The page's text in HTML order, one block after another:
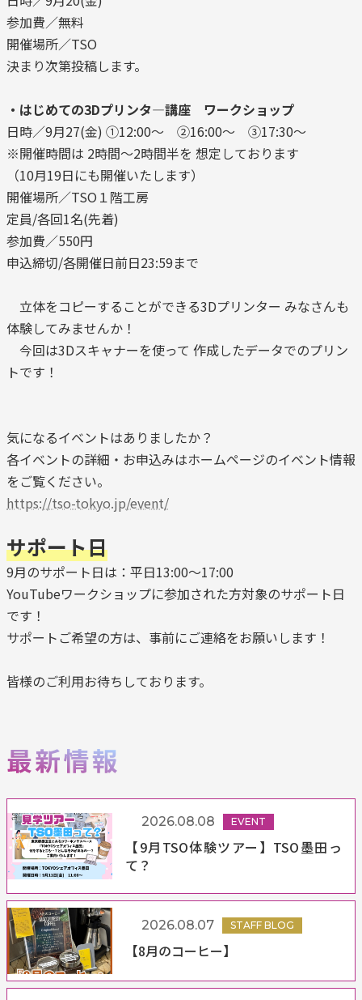
参加費／無料
開催場所／TSO
決まり次第投稿します。
・はじめての3Dプリンタ―講座 ワークショップ
日時／9月27(金) ①12:00～ ②16:00～ ③17:30～
※開催時間は 2時間～2時間半を 想定しております
（10月19日にも開催いたします）
開催場所／TSO１階工房
定員/各回1名(先着)
参加費／550円
申込締切/各開催日前日23:59まで
立体をコピーすることができる3Dプリンター みなさんも
体験してみませんか！
今回は3Dスキャナーを使って 作成したデータでのプリン
トです！
気になるイベントはありましたか？
各イベントの詳細・お申込みはホームページのイベント情報
をご覧ください。
https://tso-tokyo.jp/event/
サポート日
9月のサポート日は：平日13:00～17:00
YouTubeワークショップに参加された方対象のサポート日
です！
サポートご希望の方は、事前にご連絡をお願いします！
皆様のご利用お待ちしております。
【9月TSO体験ツアー】TSO墨田っ
て？
2026.08.08 EVENT
【8月のコーヒー】
2026.08.07 STAFF BLOG